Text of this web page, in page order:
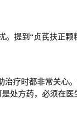
提到“贞芪扶正
疗时都非常关
处方药，必须在